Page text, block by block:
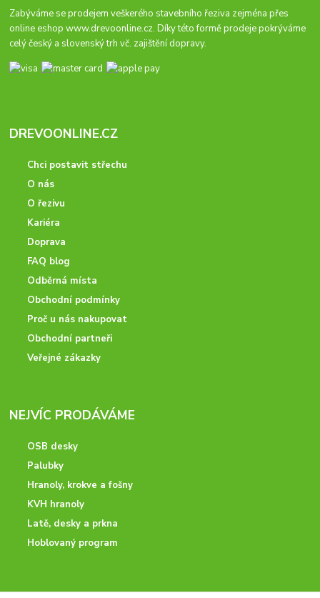
Zabýváme se prodejem veškerého stavebního řeziva zejména přes
online eshopwww.drevoonline.cz. Díky této formě prodeje pokrýváme
celý český a slovenský trh vč. zajištění dopravy.
DREVOONLINE.CZ
Chci postavit střechu
O nás
O řezivu
Kariéra
Doprava
FAQ blog
Odběrná místa
Obchodní podmínky
Proč u nás nakupovat
Obchodní partneři
Veřejné zákazky
NEJVÍC PRODÁVÁME
OSB desky
Palubky
Hranoly, krokve a fošny
KVH hranoly
Latě, desky a prkna
Hoblovaný program